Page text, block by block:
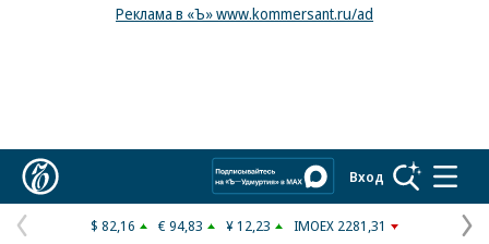
Реклама в «Ъ» www.kommersant.ru/ad
Вход
$ 82,16 € 94,83 ¥ 12,23 IMOEX 2281,31